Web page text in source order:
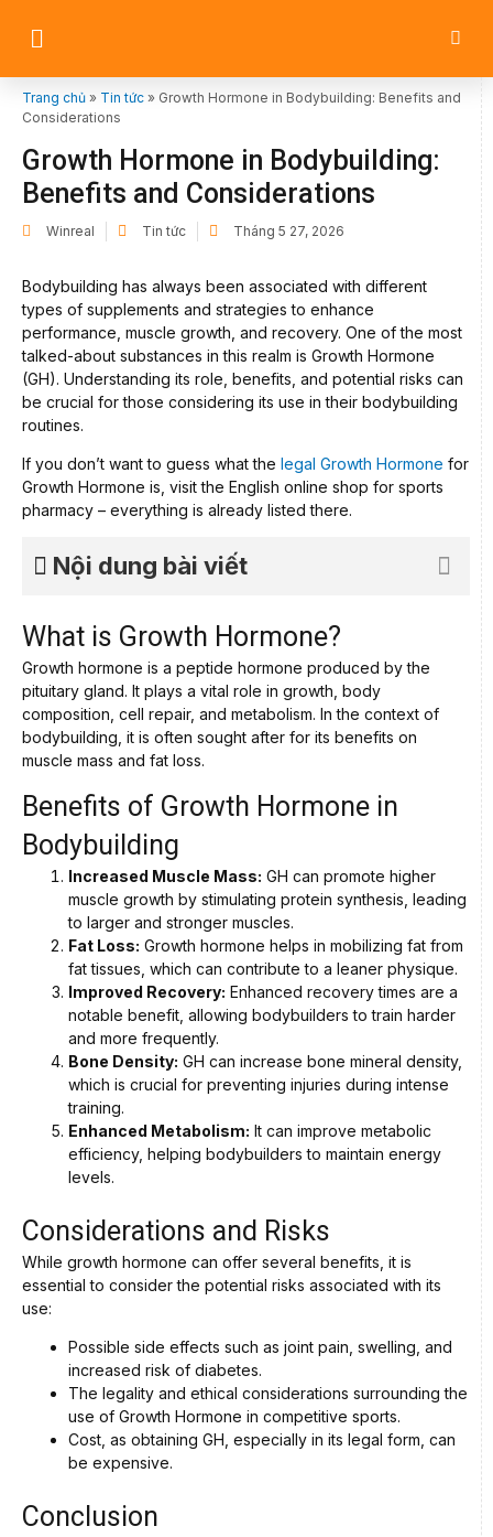
Trang chủ » Tin tức » Growth Hormone in Bodybuilding: Benefits and
Considerations
Growth Hormone in Bodybuilding:
Benefits and Considerations
Winreal Tin tức Tháng 5 27, 2026
Bodybuilding has always been associated with different
types of supplements and strategies to enhance
performance, muscle growth, and recovery. One of the most
talked-about substances in this realm is Growth Hormone
(GH). Understanding its role, benefits, and potential risks can
be crucial for those considering its use in their bodybuilding
routines.
If you don’t want to guess what the legal Growth Hormone for
Growth Hormone is, visit the English online shop for sports
pharmacy – everything is already listed there.
Nội dung bài viết
What is Growth Hormone?
Growth hormone is a peptide hormone produced by the
pituitary gland. It plays a vital role in growth, body
composition, cell repair, and metabolism. In the context of
bodybuilding, it is often sought after for its benefits on
muscle mass and fat loss.
Benefits of Growth Hormone in
Bodybuilding
Increased Muscle Mass: GH can promote higher
muscle growth by stimulating protein synthesis, leading
to larger and stronger muscles.
Fat Loss: Growth hormone helps in mobilizing fat from
fat tissues, which can contribute to a leaner physique.
Improved Recovery: Enhanced recovery times are a
notable benefit, allowing bodybuilders to train harder
and more frequently.
Bone Density: GH can increase bone mineral density,
which is crucial for preventing injuries during intense
training.
Enhanced Metabolism: It can improve metabolic
efficiency, helping bodybuilders to maintain energy
levels.
Considerations and Risks
While growth hormone can offer several benefits, it is
essential to consider the potential risks associated with its
use:
Possible side effects such as joint pain, swelling, and
increased risk of diabetes.
The legality and ethical considerations surrounding the
use of Growth Hormone in competitive sports.
Cost, as obtaining GH, especially in its legal form, can
be expensive.
Conclusion